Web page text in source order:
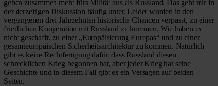
geben zusammen mehr fürs Militär aus als Russland. Das geht mir in
der derzeitigen Diskussion häufig unter. Leider wurden in den
vergangenen drei Jahrzehnten historische Chancen verpasst, zu einer
friedlichen Kooperation mit Russland zu kommen. Wie haben es
nicht geschafft, zu einer „Europäisierung Europas“ und zu einer
gesamteuropäischen Sicherheitsarchitektur zu kommen. Natürlich
gibt es keine Rechtfertigung dafür, dass Russland diesen
schrecklichen Krieg begonnen hat, aber jeder Krieg hat seine
Geschichte und in diesem Fall gibt es ein Versagen auf beiden
Seiten.